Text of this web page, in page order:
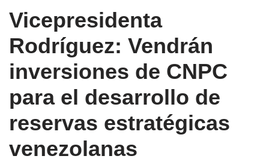
Vicepresidenta
Rodríguez: Vendrán
inversiones de CNPC
para el desarrollo de
reservas estratégicas
venezolanas